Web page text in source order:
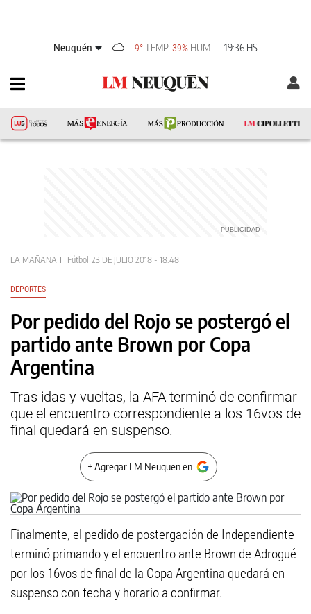
Neuquén 9° TEMP 39% HUM 19:36 HS
LA MAÑANA Fútbol 23 DE JULIO 2018 - 18:48
DEPORTES
Por pedido del Rojo se postergó el
partido ante Brown por Copa
Argentina
Tras idas y vueltas, la AFA terminó de confirmar
que el encuentro correspondiente a los 16vos de
final quedará en suspenso.
+ Agregar LM Neuquen en
Finalmente, el pedido de postergación de Independiente
terminó primando y el encuentro ante Brown de Adrogué
por los 16vos de final de la Copa Argentina quedará en
suspenso con fecha y horario a confirmar.